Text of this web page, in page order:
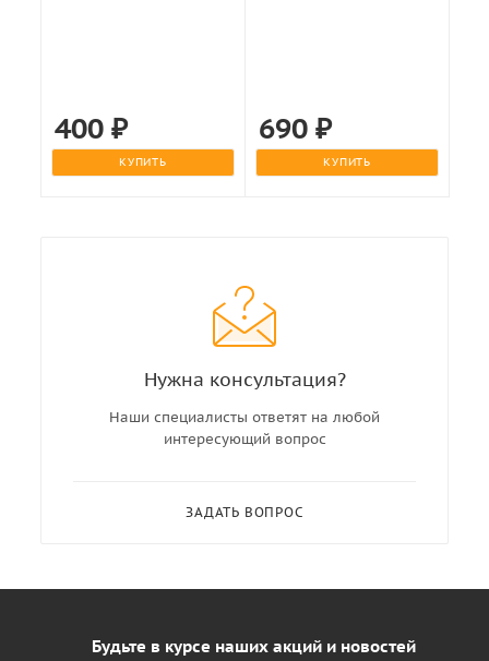
400₽
КУПИТЬ
690 ₽
КУПИТЬ
Нужна консультация?
Наши специалисты ответят на любой
интересующий вопрос
ЗАДАТЬ ВОПРОС
Будьте в курсе наших акций и новостей